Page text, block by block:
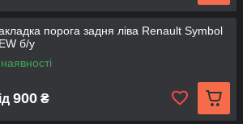
порога задня ліва Renault Symbol
б/у
900 ₴